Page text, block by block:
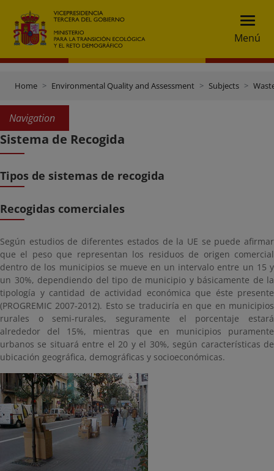
Menú
Home Environmental Quality and Assessment Subjects
Navigation
Sistema de Recogida
Tipos de sistemas de recogida
Recogidas comerciales
Según estudios de diferentes estados de la UE se puede afirmar
que el peso que representan los residuos de origen comercial
dentro de los municipios se mueve en un intervalo entre un 15 y
un 30%, dependiendo del tipo de municipio y básicamente de la
tipología y cantidad de actividad económica que éste presente
(PROGREMIC 2007-2012). Esto se traduciría en que en municipios
rurales o semi-rurales, seguramente el porcentaje estará
alrededor del 15%, mientras que en municipios puramente
urbanos se situará entre el 20 y el 30%, según características de
ubicación geográfica, demográficas y socioeconómicas.